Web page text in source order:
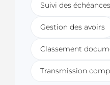
Suivi des échéances
Gestion des avoirs
Classement
Transmission